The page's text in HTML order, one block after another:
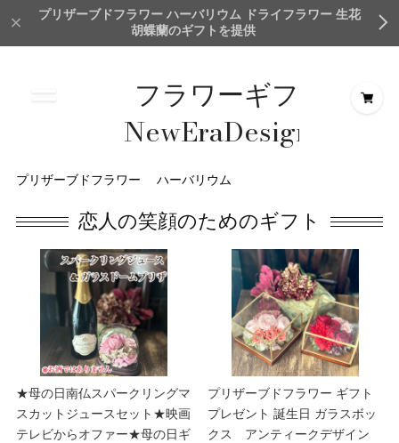
プリザーブドフラワー ハーバリウム ドライフラワー 生花
胡蝶蘭のギフトを提供
フラワーギフト
NewEraDesign＆
Creation
TokyoMillionFlower
プリザーブドフラワー ハーバリウム
恋人の笑顔のためのギフト
★母の日南仏スパークリングマ
スカットジュースセット★映画
テレビからオファー★母の日ギ
プリザーブドフラワー ギフト
プレゼント 誕生日 ガラスボッ
クス アンティークデザイン